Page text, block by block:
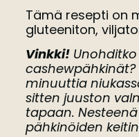
Tämä resepti on
gluteeniton,
Vinkki!
cashewpähkinät?
minuuttia
sitten juuston
tapaan.
pähkinöiden